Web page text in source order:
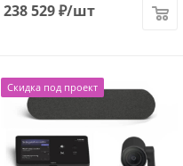
238 529₽/шт
Скидка под проект